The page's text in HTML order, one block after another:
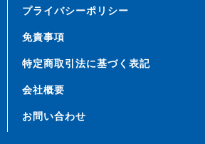
プライバシーポリシー
免責事項
特定商取引法に基づく表記
会社概要
お問い合わせ